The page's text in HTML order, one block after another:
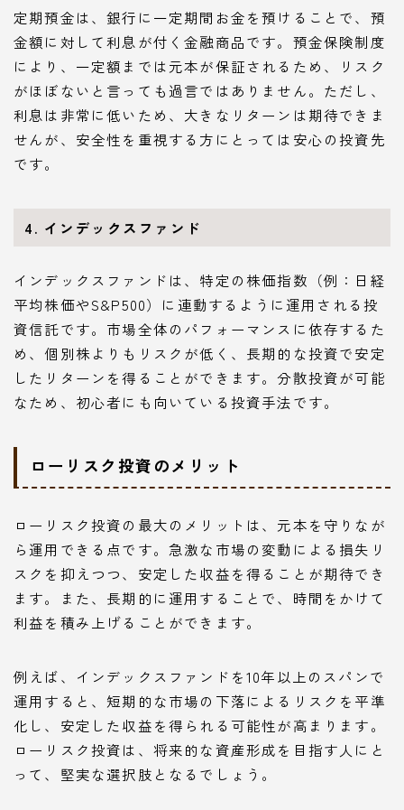
定期預金は、銀行に一定期間お金を預けることで、預
金額に対して利息が付く金融商品です。預金保険制度
により、一定額までは元本が保証されるため、リスク
がほぼないと言っても過言ではありません。ただし、
利息は非常に低いため、大きなリターンは期待できま
せんが、安全性を重視する方にとっては安心の投資先
です。
4. インデックスファンド
インデックスファンドは、特定の株価指数（例：日経
平均株価やS&P500）に連動するように運用される投
資信託です。市場全体のパフォーマンスに依存するた
め、個別株よりもリスクが低く、長期的な投資で安定
したリターンを得ることができます。分散投資が可能
なため、初心者にも向いている投資手法です。
ローリスク投資のメリット
ローリスク投資の最大のメリットは、元本を守りなが
ら運用できる点です。急激な市場の変動による損失リ
スクを抑えつつ、安定した収益を得ることが期待でき
ます。また、長期的に運用することで、時間をかけて
利益を積み上げることができます。
例えば、インデックスファンドを10年以上のスパンで
運用すると、短期的な市場の下落によるリスクを平準
化し、安定した収益を得られる可能性が高まります。
ローリスク投資は、将来的な資産形成を目指す人にと
って、堅実な選択肢となるでしょう。